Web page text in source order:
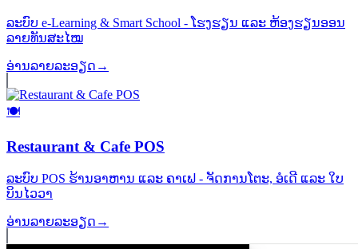
ລະບົບ e-Learning & Smart School - ໂຮງຮຽນ ແລະ ຫ້ອງຮຽນອອນ
ລາຍທັນສະໄໝ
ອ່ານລາຍລະອຽດ →
🍽️
Restaurant & Cafe POS
ລະບົບ POS ຮ້ານອາຫານ ແລະ ຄາເຟ - ຈັດການໂຕະ, ອໍເດີ ແລະ ໃບ
ບິນໄວວາ
ອ່ານລາຍລະອຽດ →